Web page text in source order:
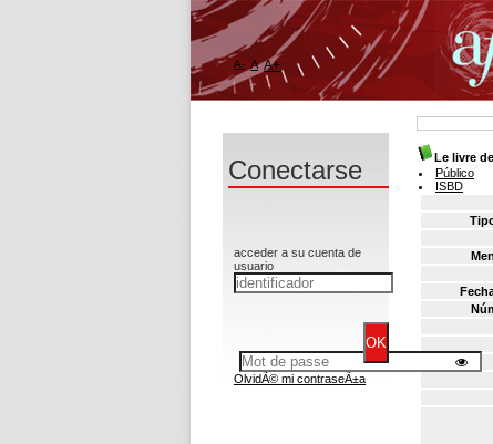
Le livre
Público
ISBD
A- A A+
Conectarse
acceder a su cuenta de
usuario
OlvidÃ© mi contraseÃ±a